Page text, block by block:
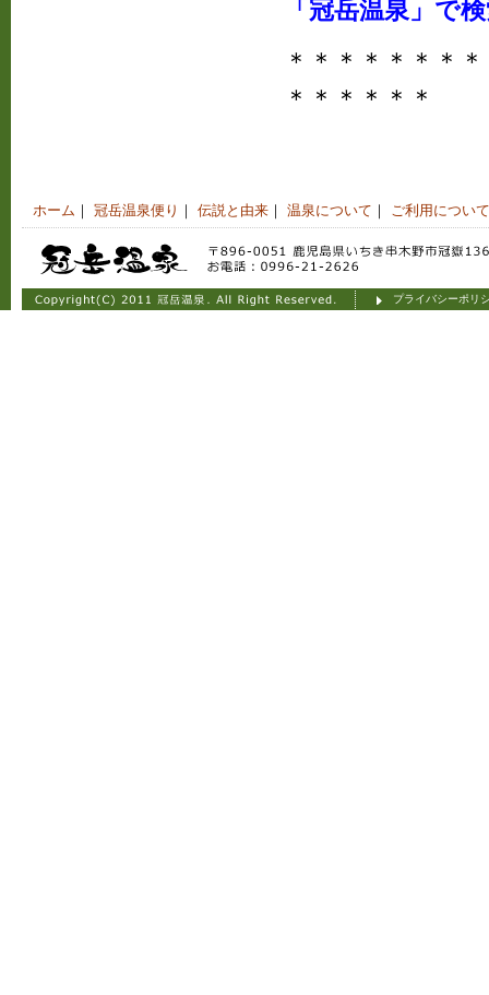
「冠岳温泉」で
＊＊＊＊＊＊＊
＊＊＊＊＊＊
ホーム ｜ 冠岳温泉便り ｜ 伝説と由来 ｜ 温泉について ｜ ご利用について
プライバシーポリ